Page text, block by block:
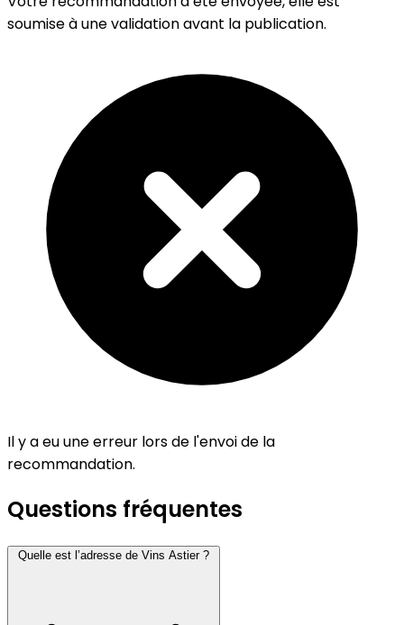
soumise à une validation avant la publication.
Il y a eu une erreur lors de l'envoi de la
recommandation.
Questions fréquentes
Quelle est l’adresse de Vins Astier ?